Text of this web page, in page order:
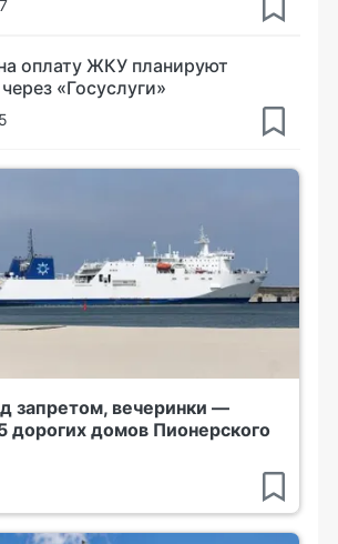
оплату ЖКУ планируют
«Госуслуги»
запретом, вечеринки —
дорогих домов Пионерского